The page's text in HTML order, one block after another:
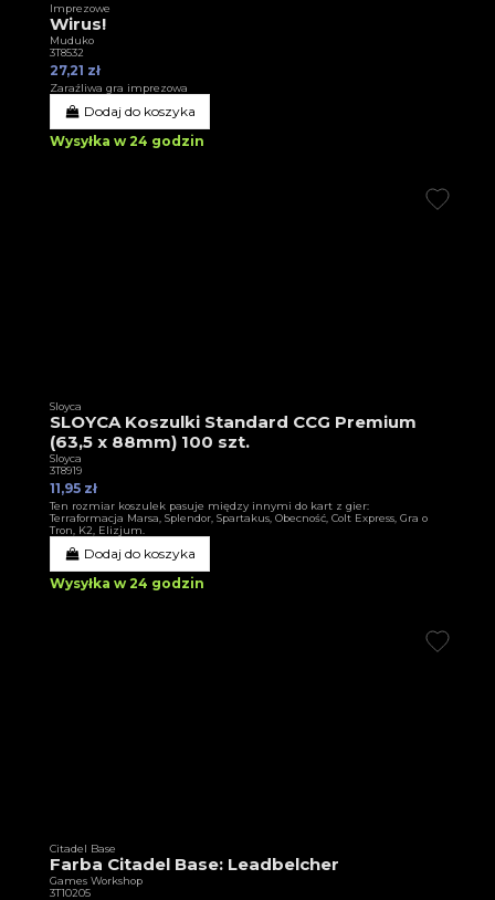
Imprezowe
Wirus!
Muduko
3T8532
27,21 zł
Zaraźliwa gra imprezowa
Dodaj do koszyka
Wysyłka w 24 godzin
Sloyca
SLOYCA Koszulki Standard CCG Premium
(63,5 x 88mm) 100 szt.
Sloyca
3T8919
11,95 zł
Ten rozmiar koszulek pasuje między innymi do kart z gier:
Terraformacja Marsa, Splendor, Spartakus, Obecność, Colt Express, Gra o
Tron, K2, Elizjum.
Dodaj do koszyka
Wysyłka w 24 godzin
Citadel Base
Farba Citadel Base: Leadbelcher
Games Workshop
3T10205